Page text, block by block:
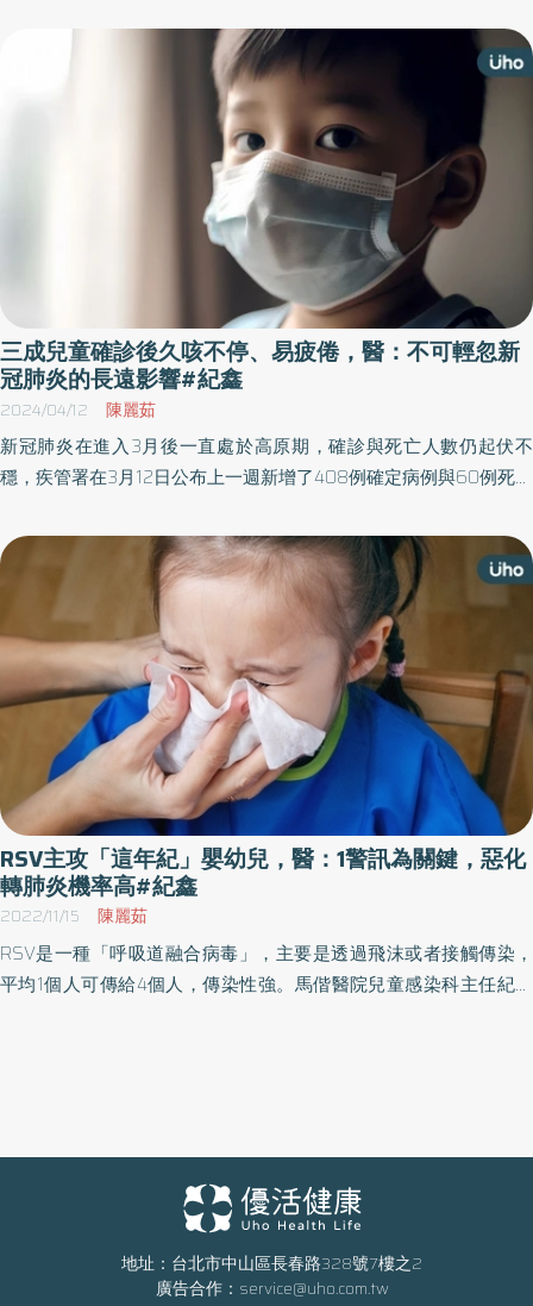
讓兒童疫苗打好打滿避免變成病毒運送者。 馬偕紀念醫院兒科部主
任紀鑫醫師表示，9月開學後臨床上看到的新冠案例沒有明顯增加，
但隨著秋冬呼吸道疾病好發時節即將到來，加上歐美的新冠肺炎疫
情已在上升，顯示病毒變異株具備免疫逃脫特性，且舊的疫苗保護
力都已經下降；通常台灣與國外病毒感染狀態大約差2、3個月，但
隨著出國的人數越來越多，仍舊要特別注意新冠肺炎會在秋冬再度
明，目前新冠肺炎重症個案以65歲以上年長者為主，但其實幾個月
大的嬰幼兒，或是有慢性疾病如肺功能較差、腦性麻痺、先天性心
臟疾病等免疫力較差的兒童仍舊是高危險群。紀鑫醫師表示，以目
前的病毒株來看，兒童重症不至於會發展到像是MIS-C（兒童多系統
發炎症候群）的狀況，但仍要注意染疫後仍可能造成呼吸困難，嚴
重會有插管風險，甚至腦炎併發症。紀鑫醫師強調，小孩的病程會
更快速，更會以非典型狀態表現，若出現哮吼聲、聲音沙啞，以及
喉嚨腫起都要特別注意，盡早施打疫苗是比較好的預防方式。 10月
疫力會隨時間降低，以新冠肺炎病毒的特色來看，3～6個月就會出
現變異，由於病毒有免疫逃脫特性，即便打過疫苗或曾感染，其實
到現在幾乎已經沒有抗體，因此要接種最新的JN.1新冠疫苗。 紀鑫醫
師表示，新冠疫苗為mRNA疫苗，只要不是感冒或發燒中急症，兒童
都能與流感疫苗、五合一、日本腦炎、肺炎鏈球菌疫苗等其他常規
疫苗同時接種。至於家長擔心的副作用問題，紀鑫醫師說明，施打
疫苗後48小時內可能發燒、倦怠，但2～3天多能恢復，現在的疫苗
透過調整佐劑成分，也有因應孩童調整劑量，已經非常少見嚴重副
作用。 家中傳染來源1/3來自孩童，有年長者、嬰兒更要留意 目前無
法預料10月是否會有社區感染風險升高的狀況，紀鑫醫師解釋，雖
然現在兒童重症不多，但仍有新冠合併其他疾病感染而住院的個
案，加上孩童沒有口服抗病毒藥物可以使用，主要是症狀治療，因
此更應趁疫情趨緩先施打疫苗預作準備，特別是出生滿6個月、從沒
有打過新冠肺炎疫苗的小嬰兒更要加強防護。 紀鑫醫師也提醒，目
前觀察新冠肺炎感染的渠道有三分之一是學齡兒童帶回家的，小朋
三成兒童確診後久咳不停、易疲倦，醫：不可輕忽新
冠肺炎的長遠影響#紀鑫
2024/04/12 陳麗茹
新冠肺炎在進入3月後一直處於高原期，確診與死亡人數仍起伏不
穩，疾管署在3月12日公布上一週新增了408例確定病例與60例死亡
治的病程僅有短短5天。疾管局持續呼籲民眾盡快接種XBB疫苗做好
防護，另一方面，兒科門診感染人數同樣也有增加趨勢，更有住院
個案，醫師也呼籲家長務必留心孩子狀況。 馬偕紀念醫院兒科部主
任紀鑫醫師表示，門診觀察到孩童感染新冠肺炎的數量與前一年同
期相比，明顯增長，兒童一旦染疫，比較嚴重的表現會有像是咳嗽
出現哮吼聲、聲帶發炎（燒聲）、呼吸急促等，如果孩子有上呼吸
道症狀千萬不可輕忽。另外，急診病患也有增加情形，以馬偕醫院
來說，從去年秋冬至今呼吸道疾病的患者一直很多，進一步檢驗
後，約有5~10％是新冠肺炎患者，如果發現是新冠肺炎患者就會集
中照護，避免發展成重症的風險。 不可忽視新冠肺炎對兒童的長遠
影響 接種疫苗仍舊是降低感染、重症風險的最好方法，隨著疫情再
度升溫，疫苗保護刻不容緩，紀鑫醫師指出，以門診中年滿六個月
至十二歲的孩童來看，打疫苗的孩童數量確實有微幅增長，但疫苗
覆蓋率仍不足。 3月初有2名分別為1歲及6歲兒童的新冠肺炎死亡案
例，都沒有接種XBB疫苗，為今年首見，疾管署特別提醒，雖目前
的個案中有30％在三十天甚至延續到九十天都還存在咳嗽與疲勞的
症狀，因此，絕不可小看新冠肺炎的病毒的長遠影響。「長新冠的
症狀在沒有施打疫苗的個案身上更明顯，有打疫苗者確實發生長期
症狀的機率較低。」 學生群聚確診風險高，籲配合校園接種計畫 紀
鑫醫師強調，即便已確診過或是先前有施打舊版疫苗的民眾，當超
RSV主攻「這年紀」嬰幼兒，醫：1警訊為關鍵，惡化
轉肺炎機率高#紀鑫
2022/11/15 陳麗茹
RSV是一種「呼吸道融合病毒」，主要是透過飛沫或者接觸傳染，
平均1個人可傳給4個人，傳染性強。馬偕醫院兒童感染科主任紀鑫
如果本來只是輕微咳嗽突然轉為喘跟痰多且食慾不振就要特別注
意，尤其是年紀較小、早產兒、先天性心臟病、慢性肺病、免疫缺
乏的孩童，更是高危險族群。 上呼吸道疾病比較： 一般感冒 症狀：
咳嗽、流鼻涕、發燒（不一定發生） 病程：2～3天 危險性：視感冒
地址：台北市中山區長春路328號7樓之2
廣告合作： service@uho.com.tw